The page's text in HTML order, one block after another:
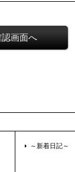
～新着日記～